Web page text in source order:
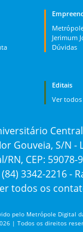
Jerimum
Dúvidas
Editais
Ver todos
Central
Gouveia, S/N -
RN, CEP: 59078-
3342-2216 -
todos os
pelo Metrópole Digital
| Todos os direitos